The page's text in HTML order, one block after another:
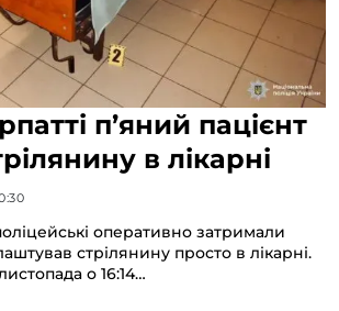
п’яний пацієнт
в лікарні
оперативно затримали
стрілянину просто в лікарні.
о 16:14…